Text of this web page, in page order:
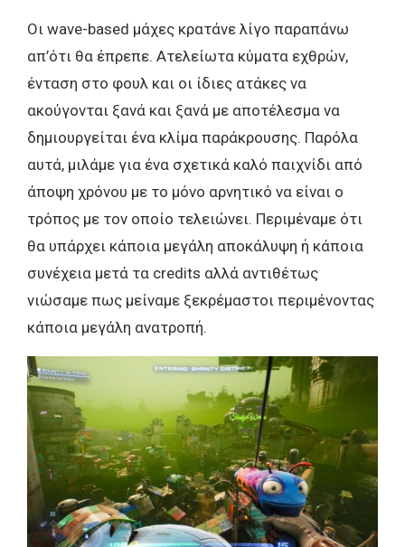
Οι wave-based μάχες κρατάνε λίγο παραπάνω
απ’ότι θα έπρεπε. Ατελείωτα κύματα εχθρών,
ένταση στο φουλ και οι ίδιες ατάκες να
ακούγονται ξανά και ξανά με αποτέλεσμα να
δημιουργείται ένα κλίμα παράκρουσης. Παρόλα
αυτά, μιλάμε για ένα σχετικά καλό παιχνίδι από
άποψη χρόνου με το μόνο αρνητικό να είναι ο
τρόπος με τον οποίο τελειώνει. Περιμέναμε ότι
θα υπάρχει κάποια μεγάλη αποκάλυψη ή κάποια
συνέχεια μετά τα credits αλλά αντιθέτως
νιώσαμε πως μείναμε ξεκρέμαστοι περιμένοντας
κάποια μεγάλη ανατροπή.